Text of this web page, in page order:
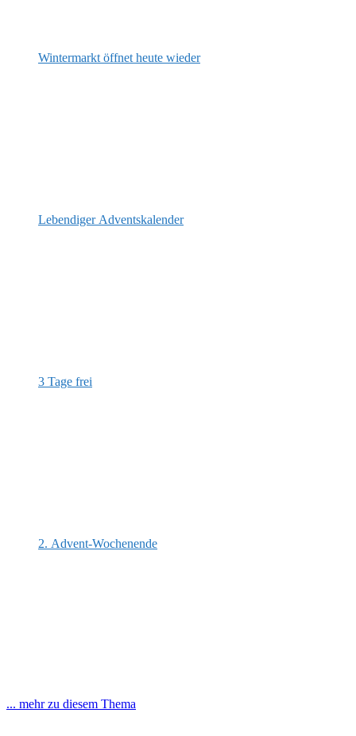
Wintermarkt öffnet heute wieder
Lebendiger Adventskalender
3 Tage frei
2. Advent-Wochenende
... mehr zu diesem Thema